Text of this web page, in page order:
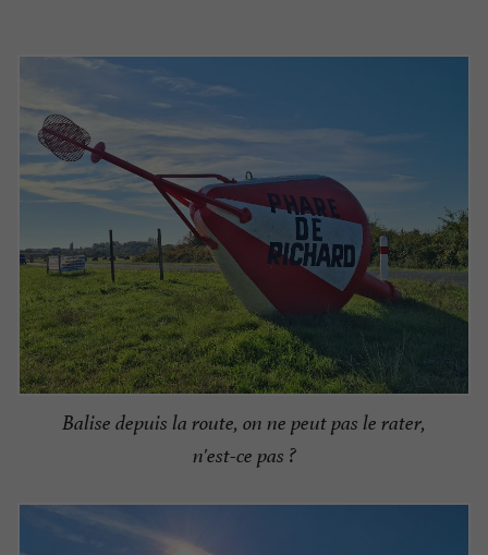
Balise depuis la route, on ne peut pas le rater,
n'est-ce pas ?